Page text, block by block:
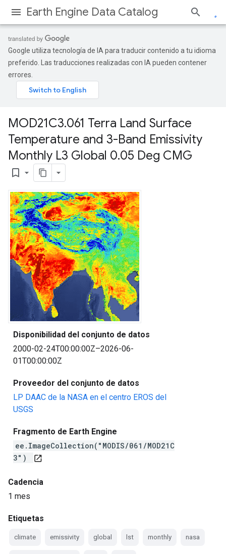
Earth Engine Data Catalog
Google utiliza tecnología de IA para traducir contenido a tu idioma
preferido. Las traducciones realizadas con IA pueden contener
errores.
MOD21C3.061 Terra Land Surface
Temperature and 3-Band Emissivity
Monthly L3 Global 0.05 Deg CMG
bookmark_border
Disponibilidad del conjunto de datos
2000-02-24T00:00:00Z–2026-06-
01T00:00:00Z
Proveedor del conjunto de datos
LP DAAC de la NASA en el centro EROS del
USGS
Fragmento de Earth Engine
ee.ImageCollection("MODIS/061/MOD21C
3")
open_in_new
Cadencia
1 mes
Etiquetas
climate emissivity global lst monthly nasa